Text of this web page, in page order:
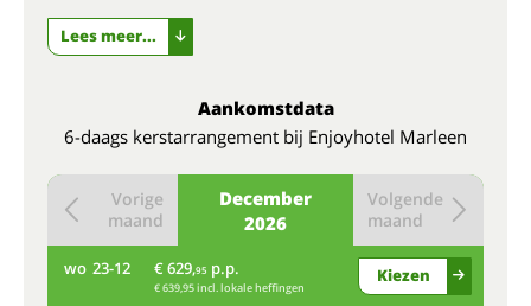
Lees meer...
Aankomstdata
6-daags kerstarrangement bij Enjoyhotel Marleen
December
2026
Vorige
maand
Volgende
maand
wo 23-12 € 629,95 p.p.
€ 639,95 incl. lokale heffingen
Kiezen